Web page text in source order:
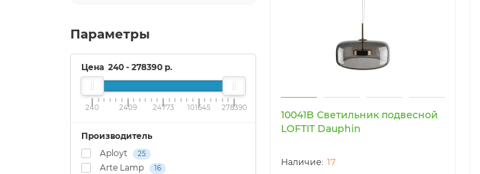
Параметры
Цена 240 - 278390 р.
240 2409 24773 101645 278390
Производитель
Aployt
25
Arte Lamp 16
10041B Светильник подвесной
LOFTIT Dauphin
17